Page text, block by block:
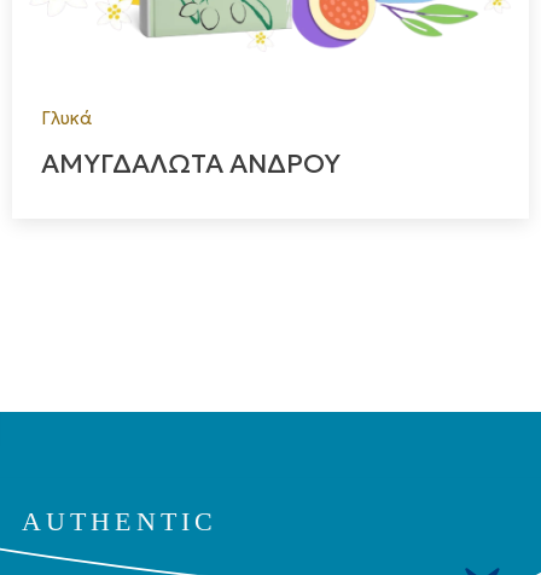
Γλυκά
ΑΜΥΓΔΑΛΩΤΑ ΑΝΔΡΟΥ